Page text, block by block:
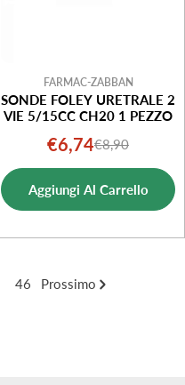
FARMAC-ZABBAN
SONDE FOLEY URETRALE 2
VIE 5/15CC CH20 1 PEZZO
Prezzo
di
vendita
€6,74Prezzo
normale
€8,90
Aggiungi Al Carrello
46 Prossimo